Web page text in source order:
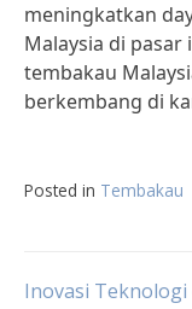
meningkatkan
Malaysia di
tembakau
berkembang di
Posted in Tembakau
Inovasi Teknologi